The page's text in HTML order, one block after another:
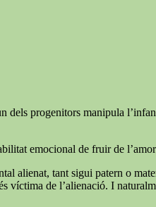
progenitors manipula
emocional de fruir de
alienat, tant sigui patern o
víctima de l’alienació. I